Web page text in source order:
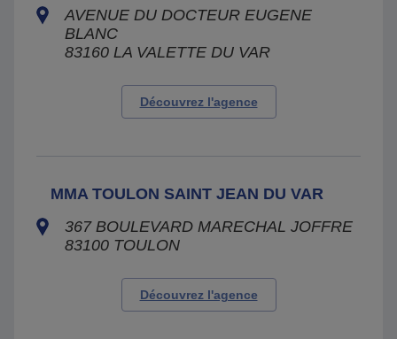
AVENUE DU DOCTEUR EUGENE
BLANC
83160 LA VALETTE DU VAR
Découvrez l'agence
MMA TOULON SAINT JEAN DU VAR
367 BOULEVARD MARECHAL JOFFRE
83100 TOULON
Découvrez l'agence